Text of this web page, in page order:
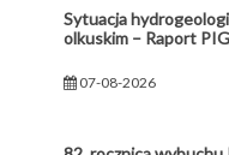
Sytuacja
olkuskim – Raport
07-08-2026